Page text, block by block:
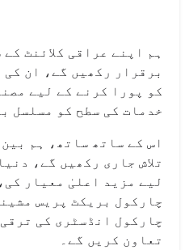
ہم اپنے عراقی کلائنٹ
برقرار رکھیں گے، ان
کو پورا کرنے کے لیے
خدمات کی سطح کو مسلسل
اس کے ساتھ ساتھ، ہم
تلاش جاری رکھیں گے،
لیے مزید اعلیٰ معیار
چارکول بریکٹ پریس
چارکول انڈسٹری کی
تعاون کریں گے۔